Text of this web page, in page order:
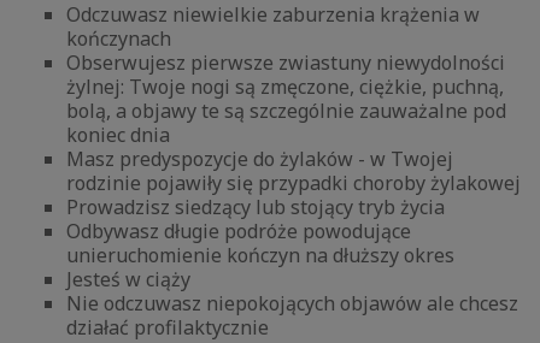
Odczuwasz niewielkie zaburzenia krążenia w
kończynach
Obserwujesz pierwsze zwiastuny niewydolności
żylnej: Twoje nogi są zmęczone, ciężkie, puchną,
bolą, a objawy te są szczególnie zauważalne pod
koniec dnia
Masz predyspozycje do żylaków - w Twojej
rodzinie pojawiły się przypadki choroby żylakowej
Prowadzisz siedzący lub stojący tryb życia
Odbywasz długie podróże powodujące
unieruchomienie kończyn na dłuższy okres
Jesteś w ciąży
Nie odczuwasz niepokojących objawów ale chcesz
działać profilaktycznie